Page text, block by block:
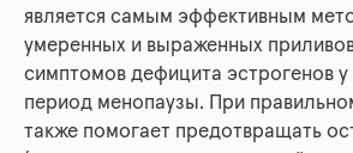
является самым эффективным
умеренных и выраженных
симптомов дефицита эстрогенов
период менопаузы. При
также помогает предотвращать